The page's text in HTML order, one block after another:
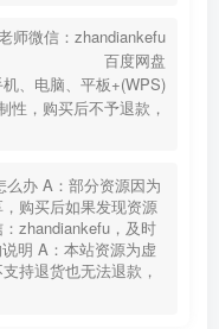
师微信：zhandiankefu
百度网盘
、电脑、平板+(WPS)
性，购买后不予退款，
办 A：部分资源因为
购买后如果发现资源
zhandiankefu，及时
明 A：本站资源为虚
持退货也无法退款，